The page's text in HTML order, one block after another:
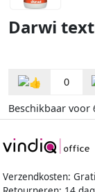
Darwi
0
Beschikbaar voor
Verzendkosten: